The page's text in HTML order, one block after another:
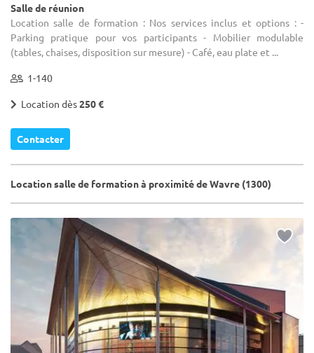
Salle de réunion
Location salle de formation : Nos services inclus et options : -
Parking pratique pour vos participants - Mobilier modulable
(tables, chaises, disposition sur mesure) - Café, eau plate et ...
1-140
Location dès250 €
Contacter
Location salle de formation à proximité de Wavre (1300)